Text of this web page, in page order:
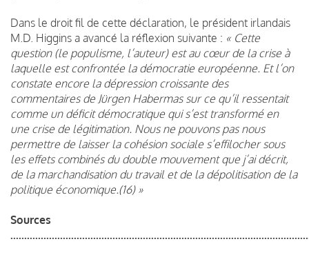
Dans le droit fil de cette déclaration, le président irlandais
M.D. Higgins a avancé la réflexion suivante : « Cette
question (le populisme, l’auteur) est au cœur de la crise à
laquelle est confrontée la démocratie européenne. Et l’on
constate encore la dépression croissante des
commentaires de Jürgen Habermas sur ce qu’il ressentait
comme un déficit démocratique qui s’est transformé en
une crise de légitimation. Nous ne pouvons pas nous
permettre de laisser la cohésion sociale s’effilocher sous
les effets combinés du double mouvement que j’ai décrit,
de la marchandisation du travail et de la dépolitisation de la
politique économique.(16) »
Sources